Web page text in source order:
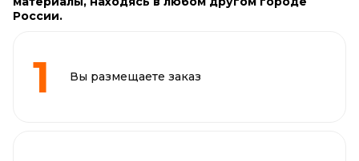
России.
Вы размещаете заказ